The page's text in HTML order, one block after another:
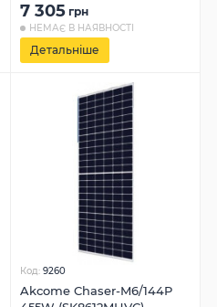
7 305 грн
НЕМАЄ В НАЯВНОСТІ
Детальніше
Код: 9260
Akcome Chaser-M6/144P